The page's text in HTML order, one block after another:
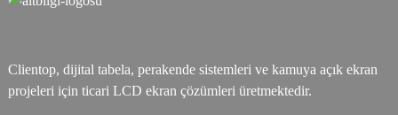
Clientop, dijital tabela, perakende sistemleri ve kamuya açık ekran
projeleri için ticari LCD ekran çözümleri üretmektedir.